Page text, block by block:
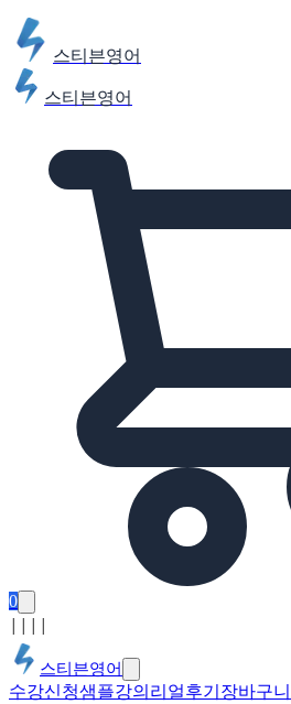
스티븐영어
스티븐영어
0
스티븐영어
수강신청샘플강의 리얼후기 장바구니